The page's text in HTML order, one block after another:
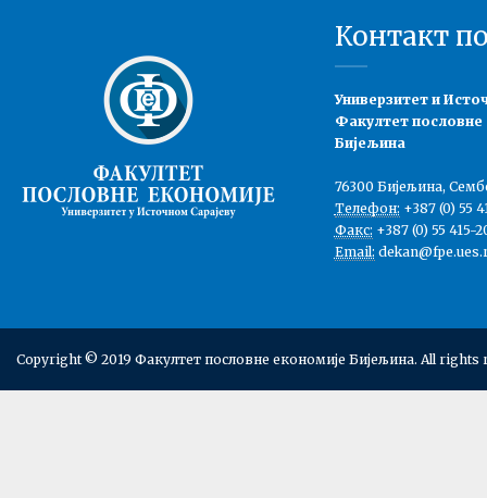
Контакт
Универзитет и
Факултет пословне
Бијељина
76300 Бијељина,
Телефон: +387 (0) 55
Факс: +387 (0) 55 415-
Email:
Copyright © 2019 Факултет пословне економије Бијељина. All rights